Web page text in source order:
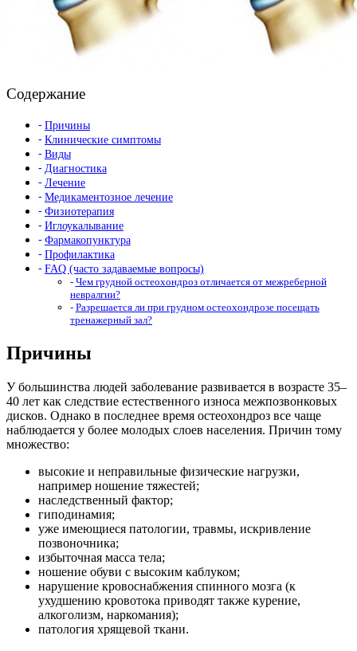
Содержание
Причины
Клинические симптомы
Виды
Диагностика
Лечение
Медикаментозное лечение
Физиотерапия
Иглоукалывание
Фармакопунктура
Профилактика
FAQ (часто задаваемые вопросы)
Чем грудной остеохондроз отличается от межреберной
невралгии?
Разрешается ли при грудном остеохондрозе посещать
тренажерный зал?
Причины
У большинства людей заболевание развивается в возрасте 35–
40 лет как следствие естественного износа межпозвонковых
дисков. Однако в последнее время остеохондроз все чаще
наблюдается у более молодых слоев населения. Причин тому
множество:
высокие и неправильные физические нагрузки,
например ношение тяжестей;
наследственный фактор;
гиподинамия;
уже имеющиеся патологии, травмы, искривление
позвоночника;
избыточная масса тела;
ношение обуви с высоким каблуком;
нарушение кровоснабжения спинного мозга (к
ухудшению кровотока приводят также курение,
алкоголизм, наркомания);
патология хрящевой ткани.